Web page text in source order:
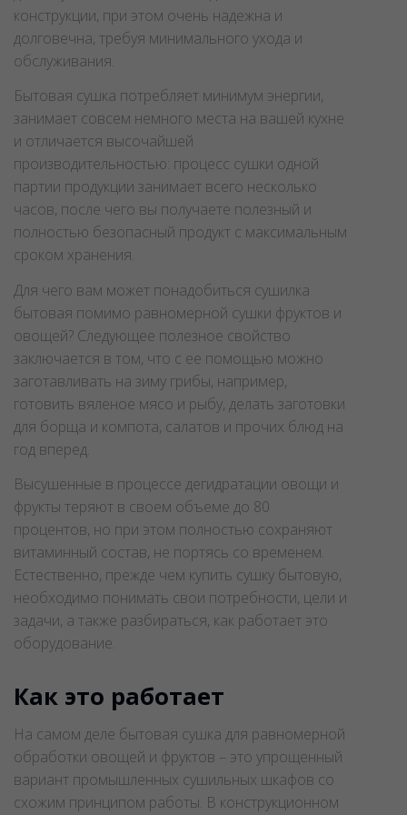
конструкции, при этом очень надежна и
долговечна, требуя минимального ухода и
обслуживания.
Бытовая сушка потребляет минимум энергии,
занимает совсем немного места на вашей кухне
и отличается высочайшей
производительностью: процесс сушки одной
партии продукции занимает всего несколько
часов, после чего вы получаете полезный и
полностью безопасный продукт с максимальным
сроком хранения.
Для чего вам может понадобиться сушилка
бытовая помимо равномерной сушки фруктов и
овощей? Следующее полезное свойство
заключается в том, что с ее помощью можно
заготавливать на зиму грибы, например,
готовить вяленое мясо и рыбу, делать заготовки
для борща и компота, салатов и прочих блюд на
год вперед.
Высушенные в процессе дегидратации овощи и
фрукты теряют в своем объеме до 80
процентов, но при этом полностью сохраняют
витаминный состав, не портясь со временем.
Естественно, прежде чем купить сушку бытовую,
необходимо понимать свои потребности, цели и
задачи, а также разбираться, как работает это
оборудование.
Как это работает
На самом деле бытовая сушка для равномерной
обработки овощей и фруктов – это упрощенный
вариант промышленных сушильных шкафов со
схожим принципом работы. В конструкционном